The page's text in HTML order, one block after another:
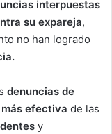
interpuestas
su expareja,
no han logrado
denuncias de
efectiva de las
y